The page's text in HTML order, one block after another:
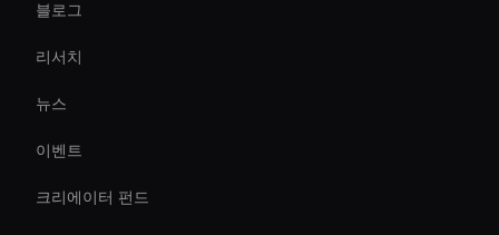
Healthcare Ai Avatar
Ai Avatar For Marketing
Ai Avatar For Zoom Meetings
Interactive Hologram
Holographic Ai Avatar
블로그
리서치
뉴스
이벤트
크리에이터 펀드